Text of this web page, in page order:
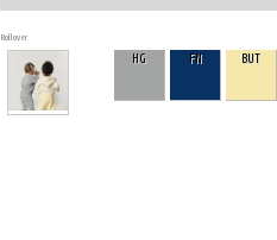
Rollover
HG FN BUT